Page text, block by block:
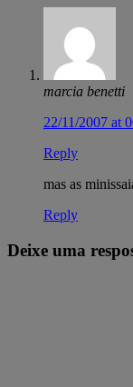
marcia benetti
22/11/2007 at
Reply
mas as
Reply
Deixe uma